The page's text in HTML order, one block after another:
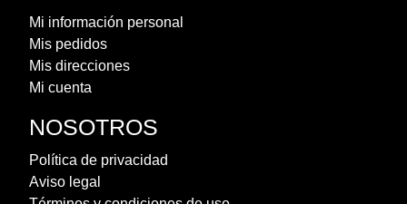
Mi información personal
Mis pedidos
Mis direcciones
Mi cuenta
NOSOTROS
Política de privacidad
Aviso legal